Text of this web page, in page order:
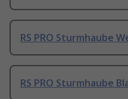
RS PRO Sturmhaube
RS PRO Sturmhaube